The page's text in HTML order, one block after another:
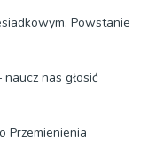
Powstanie
nas głosić
Przemienienia